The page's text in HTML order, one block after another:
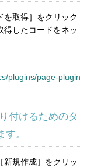
を取得］をクリック
得したコードをネッ
plugins/page-plugin
付けるためのタ
。
新規作成］をクリッ